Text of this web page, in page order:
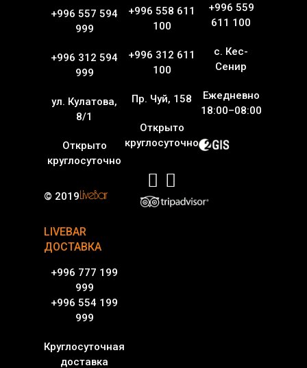
+996 557 594
999
+996 312 594
999
ул. Кулатова,
8/1
Открыто
круглосуточно
© 2019
LIVEBAR
ДОСТАВКА
+996 777 199
999
+996 554 199
999
Круглосуточная
доставка
+996 558 611
100
+996 312 611
100
Пр. Чуй, 158
Открыто
круглосуточно
+996 559
611 100
с. Кес-
Сенир
Ежедневно
18:00–08:00